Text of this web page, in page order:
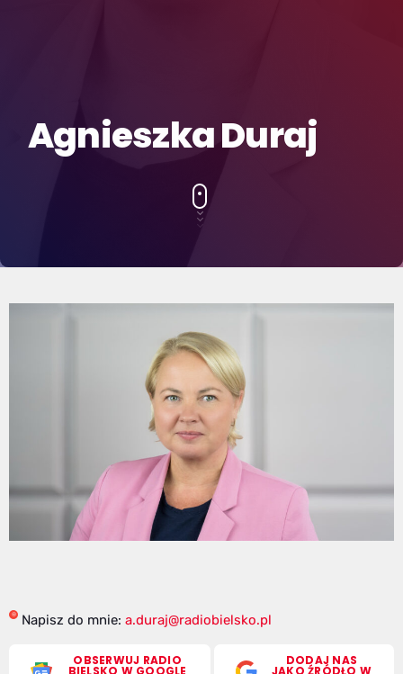
Agnieszka Duraj
Napisz do mnie: a.duraj@radiobielsko.pl
OBSERWUJ RADIO
BIELSKO W GOOGLE
DODAJ NAS
JAKO ŹRÓDŁO W